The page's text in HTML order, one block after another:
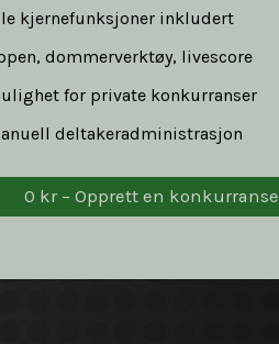
kjernefunksjoner inkludert
dommerverktøy, livescore
for private konkurranser
deltakeradministrasjon
0 kr – Opprett en konkurranse